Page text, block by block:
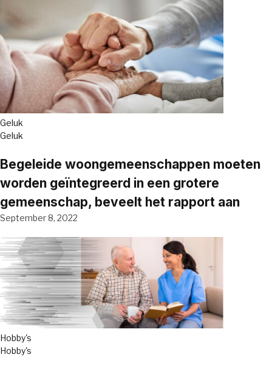
Geluk
Geluk
Begeleide woongemeenschappen moeten
worden geïntegreerd in een grotere
gemeenschap, beveelt het rapport aan
September 8, 2022
Hobby's
Hobby's